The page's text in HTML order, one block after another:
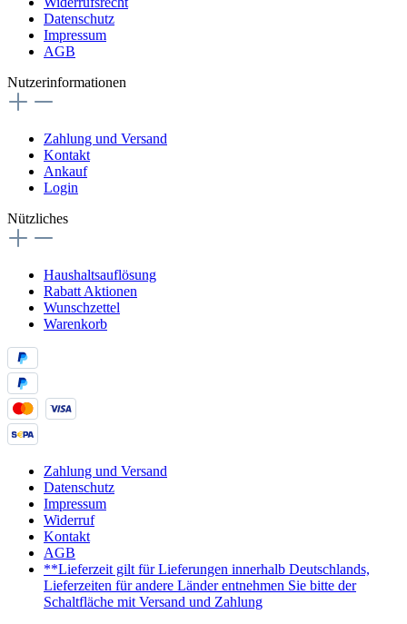
Datenschutz
Impressum
AGB
Nutzerinformationen
Zahlung und Versand
Kontakt
Ankauf
Login
Nützliches
Haushaltsauflösung
Rabatt Aktionen
Wunschzettel
Warenkorb
Zahlung und Versand
Datenschutz
Impressum
Widerruf
Kontakt
AGB
**Lieferzeit gilt für Lieferungen innerhalb Deutschlands,
Lieferzeiten für andere Länder entnehmen Sie bitte der
Schaltfläche mit Versand und Zahlung